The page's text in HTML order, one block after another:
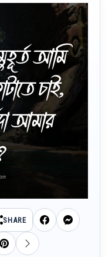
আমি
চাই,
আমার
SHARE